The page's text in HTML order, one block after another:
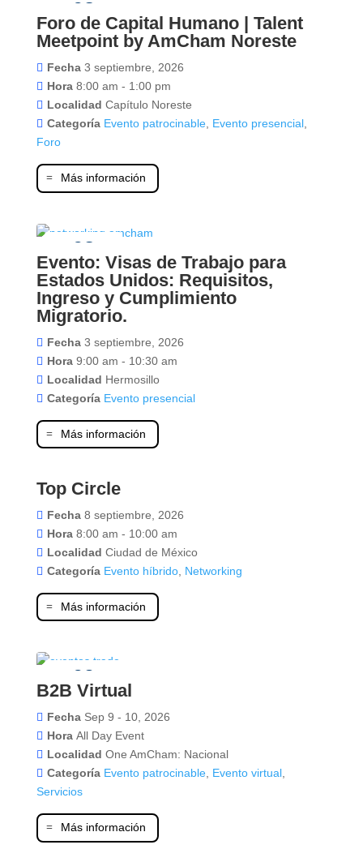
03
septiembre
Foro de Capital Humano | Talent
Meetpoint by AmCham Noreste
Fecha 3 septiembre, 2026
Hora 8:00 am - 1:00 pm
Localidad Capítulo Noreste
Categoría Evento patrocinable, Evento presencial,
Foro
Más información
03
septiembre
Evento: Visas de Trabajo para
Estados Unidos: Requisitos,
Ingreso y Cumplimiento
Migratorio.
Fecha 3 septiembre, 2026
Hora 9:00 am - 10:30 am
Localidad Hermosillo
Categoría Evento presencial
Más información
septiembre
Top Circle
Fecha 8 septiembre, 2026
Hora 8:00 am - 10:00 am
Localidad Ciudad de México
Categoría Evento híbrido, Networking
Más información
09
septiembre
B2B Virtual
Fecha Sep 9 - 10, 2026
Hora All Day Event
Localidad One AmCham: Nacional
Categoría Evento patrocinable, Evento virtual,
Servicios
Más información